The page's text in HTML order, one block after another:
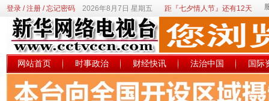
登录/注册/忘记密码 2026年8月7日 星期五 距『七夕情人节』还有12天
网站首页 时事政治 财经快讯 法治中国 国际